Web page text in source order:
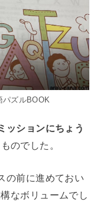
パズルBOOK
ッションにちょう
のでした。
の前に進めておい
なボリュームでし